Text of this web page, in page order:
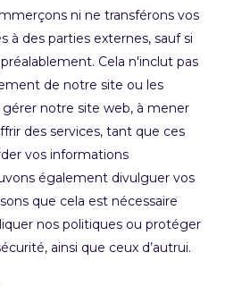
ni ne transférons vos
à des parties externes, sauf si
Cela n'inclut pas
de notre site ou les
notre site web, à mener
des services, tant que ces
vos informations
également divulguer vos
que cela est nécessaire
nos politiques ou protéger
ainsi que ceux d’autrui.